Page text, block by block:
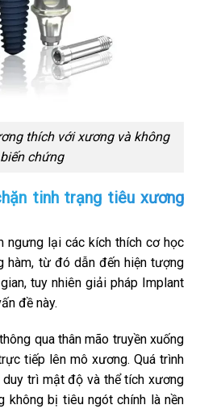
thích với xương và không
chứng
tinh trạng tiêu xương
ngưng lại các kích thích cơ học
hàm, từ đó dẫn đến hiện tượng
tuy nhiên giải pháp Implant
đề này.
qua thân mão truyền xuống
tiếp lên mô xương. Quá trình
trì mật độ và thể tích xương
không bị tiêu ngót chính là nền